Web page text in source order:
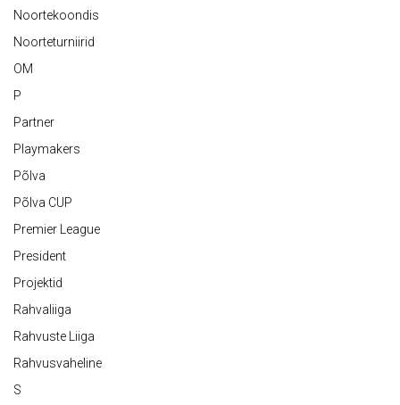
Noortekoondis
Noorteturniirid
OM
P
Partner
Playmakers
Põlva
Põlva CUP
Premier League
President
Projektid
Rahvaliiga
Rahvuste Liiga
Rahvusvaheline
S